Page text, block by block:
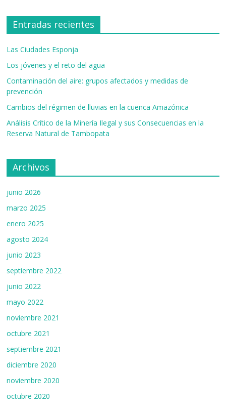
e
b
o
o
k
itt
er
a
gr
a
m
k
e
n
T
e
C
h
a
el
Entradas recientes
Las Ciudades Esponja
Los jóvenes y el reto del agua
Contaminación del aire: grupos afectados y medidas de
prevención
Cambios del régimen de lluvias en la cuenca Amazónica
Análisis Crítico de la Minería Ilegal y sus Consecuencias en la
Reserva Natural de Tambopata
Archivos
junio 2026
marzo 2025
enero 2025
agosto 2024
junio 2023
septiembre 2022
junio 2022
mayo 2022
noviembre 2021
octubre 2021
septiembre 2021
diciembre 2020
noviembre 2020
octubre 2020